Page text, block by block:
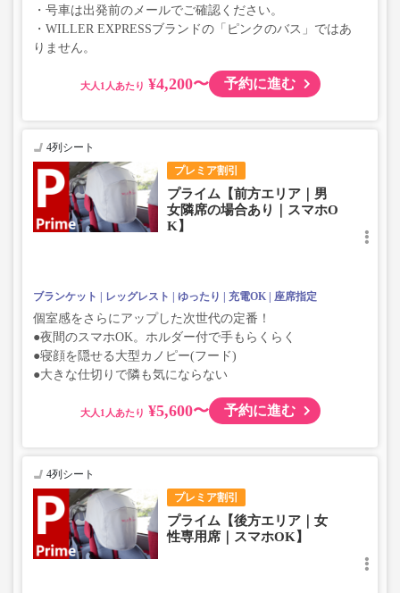
・号車は出発前のメールでご確認ください。
・WILLER EXPRESSブランドの「ピンクのバス」ではあ
りません。
大人 ¥4,200〜 予約に進む
プレミア割引
4列シート
プライム【前方エリア｜男
女隣席の場合あり｜スマホO
K】
ブランケット レッグレスト ゆったり 充電OK 座席指定
個室感をさらにアップした次世代の定番！
●夜間のスマホOK。ホルダー付で手もらくらく
●寝顔を隠せる大型カノピー(フード)
●大きな仕切りで隣も気にならない
大人 ¥5,600〜 予約に進む
プレミア割引
4列シート
プライム【後方エリア｜女
性専用席｜スマホOK】